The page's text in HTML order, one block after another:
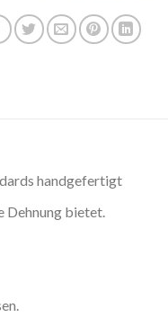
handgefertigt
Dehnung bietet.